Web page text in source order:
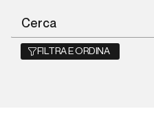
FILTRA E ORDINA